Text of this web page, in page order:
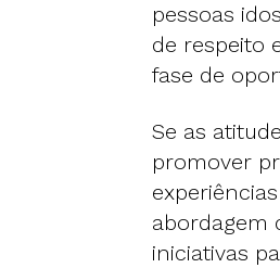
pessoas
de respeito
fase de
Se as
promover
abordagem
iniciativas